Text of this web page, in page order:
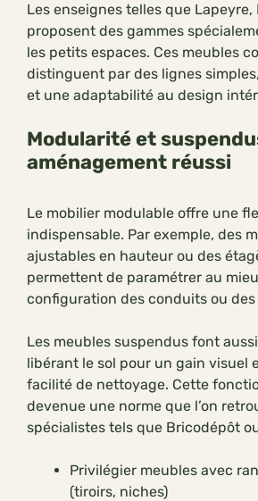
Les enseignes telles que Lapeyre,
proposent des gammes
les petits espaces. Ces meubles
distinguent par des lignes
et une adaptabilité au design
Modularité et
aménagement réussi
Le mobilier modulable offre une
indispensable. Par exemple, des
ajustables en hauteur ou des
permettent de paramétrer au
configuration des conduits ou des
Les meubles suspendus font
libérant le sol pour un gain visuel
facilité de nettoyage. Cette
devenue une norme que l’on
spécialistes tels que Bricodépôt
Privilégier meubles avec
(tiroirs, niches)